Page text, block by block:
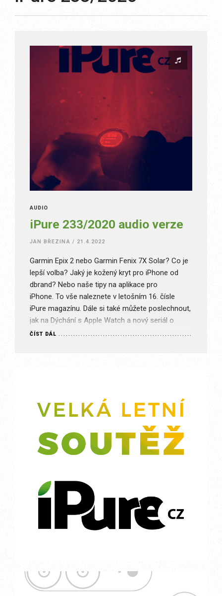
AUDIO
iPure 233/2020 audio verze
JAN BŘEZINA / 21.4.2022
Garmin Epix 2 nebo Garmin Fenix 7X Solar? Co je
lepší volba? Jaký je kožený kryt pro iPhone od
dbrand? Nebo naše tipy na aplikace pro
iPhone. To vše naleznete v letošním 16. čísle
iPure magazínu. Dále si také můžete poslechnout,
jak na Dýchání s Apple Watch a nový seriál o
hudbě a zvuku. Stránka je…
ČÍST DÁL